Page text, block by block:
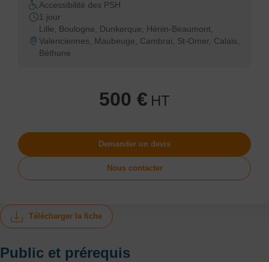
Télécharger la fiche
Public et prérequis
Accessibilité des PSH
1 jour
Lille, Boulogne, Dunkerque, Hénin-Beaumont,
Valenciennes, Maubeuge, Cambrai, St-Omer, Calais,
Béthune
500 € HT
Demander un devis
Nous contacter